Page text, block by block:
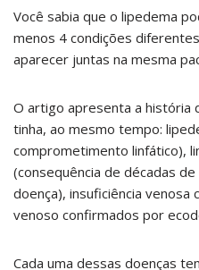
Você sabia que o lipedema
menos 4 condições
aparecer juntas na mesma
O artigo apresenta a história
tinha, ao mesmo tempo:
comprometimento linfático),
(consequência de décadas
doença), insuficiência
venoso confirmados por
Cada uma dessas doenças